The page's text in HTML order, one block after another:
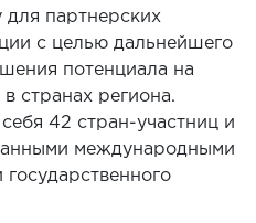
для партнерских
с целью дальнейшего
потенциала на
странах региона.
42 стран-участниц и
международными